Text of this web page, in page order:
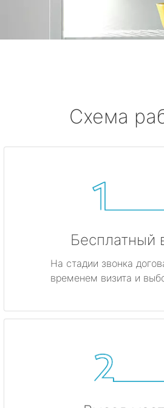
Схема
Бесплатный
На стадии звонка
временем визита и